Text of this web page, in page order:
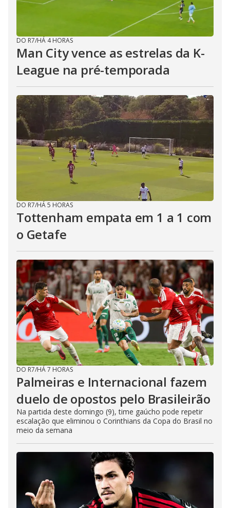
DO R7/HÁ 4 HORAS
Man City vence as estrelas da K-
League na pré-temporada
DO R7/HÁ 5 HORAS
Tottenham empata em 1 a 1 com
o Getafe
DO R7/HÁ 7 HORAS
Palmeiras e Internacional fazem
duelo de opostos pelo Brasileirão
Na partida deste domingo (9), time gaúcho pode repetir
escalação que eliminou o Corinthians da Copa do Brasil no
meio da semana